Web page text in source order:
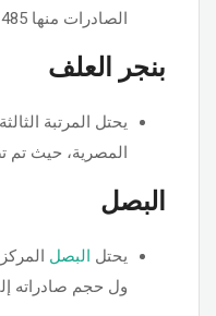
الصادرات منها 485 ألفا و503 أطنان.
بنجر العلف
يحتل المرتبة
المصرية، حيث تم تصدير منه
البصل
يحتل البصل
ول حجم صادراته إلى 60 ألفا